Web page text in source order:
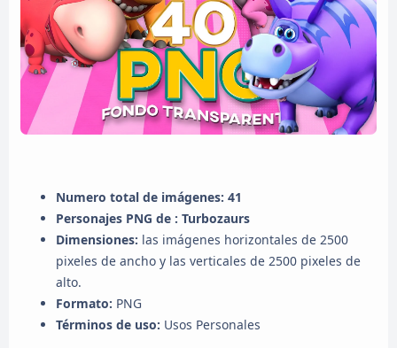
Numero total de imágenes: 41
Personajes PNG de : Turbozaurs
Dimensiones: las imágenes horizontales de 2500
pixeles de ancho y las verticales de 2500 pixeles de
alto.
Formato: PNG
Términos de uso: Usos Personales